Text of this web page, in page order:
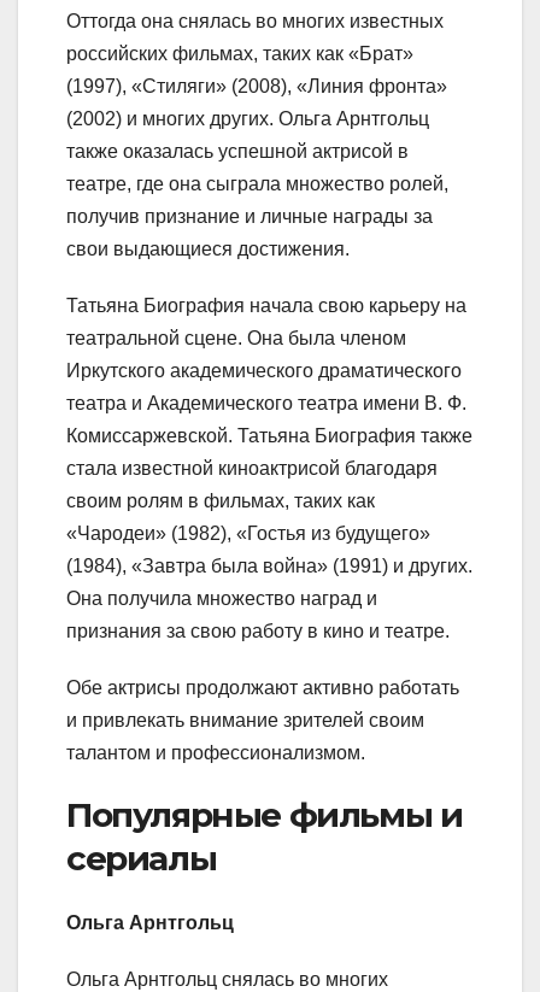
Оттогда она снялась во многих известных
российских фильмах, таких как «Брат»
(1997), «Стиляги» (2008), «Линия фронта»
(2002) и многих других. Ольга Арнтгольц
также оказалась успешной актрисой в
театре, где она сыграла множество ролей,
получив признание и личные награды за
свои выдающиеся достижения.
Татьяна Биография начала свою карьеру на
театральной сцене. Она была членом
Иркутского академического драматического
театра и Академического театра имени В. Ф.
Комиссаржевской. Татьяна Биография также
стала известной киноактрисой благодаря
своим ролям в фильмах, таких как
«Чародеи» (1982), «Гостья из будущего»
(1984), «Завтра была война» (1991) и других.
Она получила множество наград и
признания за свою работу в кино и театре.
Обе актрисы продолжают активно работать
и привлекать внимание зрителей своим
талантом и профессионализмом.
Популярные фильмы и
сериалы
Ольга Арнтгольц
Ольга Арнтгольц снялась во многих